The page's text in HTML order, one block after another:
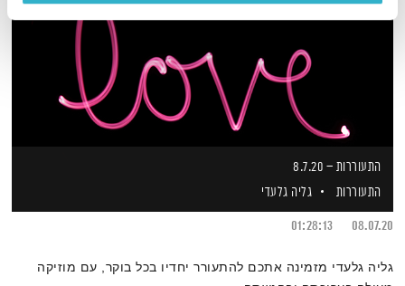
התעוררות – 8.7.20
התעוררות
גליה גלעדי
08.07.20
01:28:13
גליה גלעדי מזמינה אתכם להתעורר יחדיו בכל בוקר, עם מוזיקה